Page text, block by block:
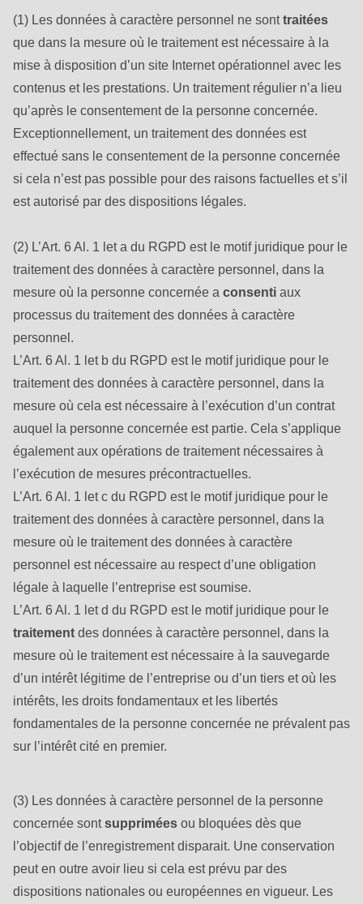
deprecated
in
Drupal\rondo_contact\ContactService-
>Drupal\rondo_contact\
{closure}
()
(line
592
of
Deprecated
function :
mb_substr():
Passing
null
to
parameter
#1
($string)
of
type
string
is
deprecated
in
Drupal\rondo_contact\ContactService-
>Drupal\rondo_contact\
{closure}
()
(line
597
of
Deprecated
function:
mb_substr():
Passing
null
(1) Les données à caractère personnel ne sonttraitées
que dans la mesure où le traitement est nécessaire à la
mise à disposition d’un site Internet opérationnel avec les
contenus et les prestations. Un traitement régulier n’a lieu
qu’après le consentement de la personne concernée.
Exceptionnellement, un traitement des données est
effectué sans le consentement de la personne concernée
si cela n’est pas possible pour des raisons factuelles et s’il
est autorisé par des dispositions légales.
(2) L’Art. 6 Al. 1 let a du RGPD est le motif juridique pour le
traitement des données à caractère personnel, dans la
mesure où la personne concernée a consenti aux
processus du traitement des données à caractère
personnel.
L’Art. 6 Al. 1 let b du RGPD est le motif juridique pour le
traitement des données à caractère personnel, dans la
mesure où cela est nécessaire à l’exécution d’un contrat
auquel la personne concernée est partie. Cela s’applique
également aux opérations de traitement nécessaires à
l’exécution de mesures précontractuelles.
L’Art. 6 Al. 1 let c du RGPD est le motif juridique pour le
traitement des données à caractère personnel, dans la
mesure où le traitement des données à caractère
personnel est nécessaire au respect d’une obligation
légale à laquelle l’entreprise est soumise.
L’Art. 6 Al. 1 let d du RGPD est le motif juridique pour le
traitement des données à caractère personnel, dans la
mesure où le traitement est nécessaire à la sauvegarde
d’un intérêt légitime de l’entreprise ou d’un tiers et où les
intérêts, les droits fondamentaux et les libertés
fondamentales de la personne concernée ne prévalent pas
sur l’intérêt cité en premier.
(3) Les données à caractère personnel de la personne
concernée sontsupprimées ou bloquées dès que
l’objectif de l’enregistrement disparait. Une conservation
peut en outre avoir lieu si cela est prévu par des
dispositions nationales ou européennes en vigueur. Les